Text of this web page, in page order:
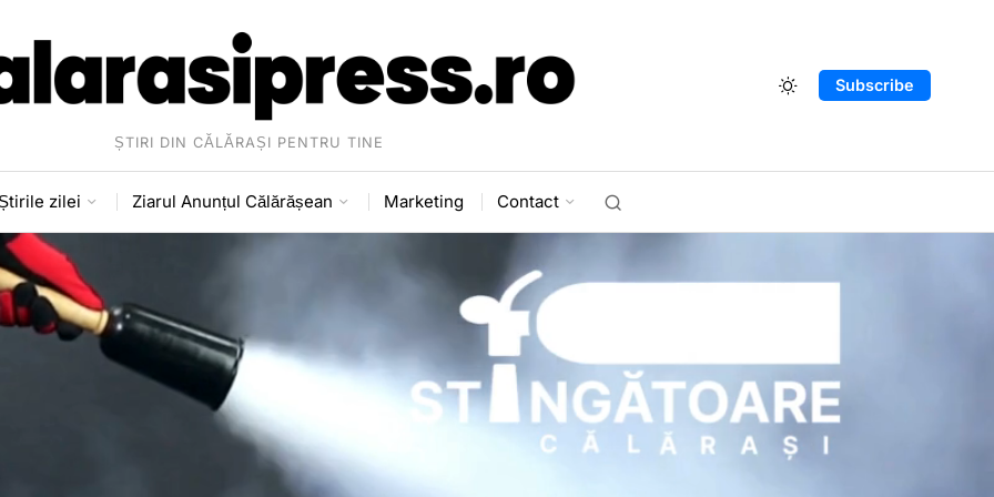
ȘTIRI DIN CĂLĂRAȘI PENTRU TINE
Subscribe
zilei Ziarul Anunțul Călărășean Marketing Contact